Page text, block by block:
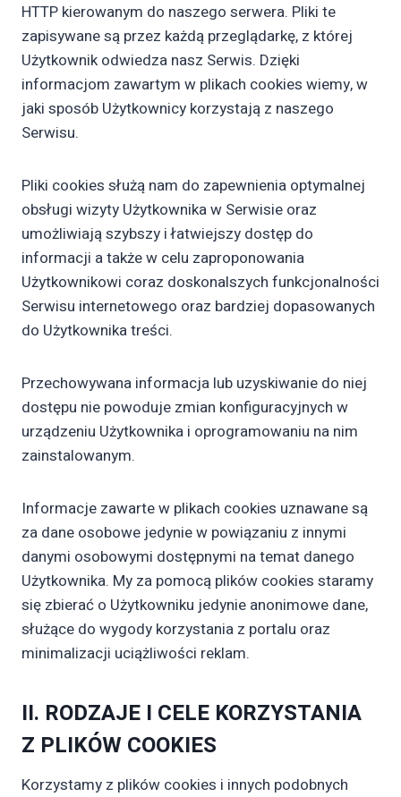
HTTP kierowanym do naszego serwera. Pliki te
zapisywane są przez każdą przeglądarkę, z której
Użytkownik odwiedza nasz Serwis. Dzięki
informacjom zawartym w plikach cookies wiemy, w
jaki sposób Użytkownicy korzystają z naszego
Serwisu.
Pliki cookies służą nam do zapewnienia optymalnej
obsługi wizyty Użytkownika w Serwisie oraz
umożliwiają szybszy i łatwiejszy dostęp do
informacji a także w celu zaproponowania
Użytkownikowi coraz doskonalszych funkcjonalności
Serwisu internetowego oraz bardziej dopasowanych
do Użytkownika treści.
Przechowywana informacja lub uzyskiwanie do niej
dostępu nie powoduje zmian konfiguracyjnych w
urządzeniu Użytkownika i oprogramowaniu na nim
zainstalowanym.
Informacje zawarte w plikach cookies uznawane są
za dane osobowe jedynie w powiązaniu z innymi
danymi osobowymi dostępnymi na temat danego
Użytkownika. My za pomocą plików cookies staramy
się zbierać o Użytkowniku jedynie anonimowe dane,
służące do wygody korzystania z portalu oraz
minimalizacji uciążliwości reklam.
II. RODZAJE I CELE KORZYSTANIA
Z PLIKÓW COOKIES
Korzystamy z plików cookies i innych podobnych